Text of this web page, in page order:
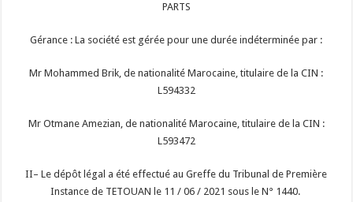
PARTS
Gérance : La société est gérée pour une durée indéterminée par :
Mr Mohammed Brik, de nationalité Marocaine, titulaire de la CIN :
L594332
Mr Otmane Amezian, de nationalité Marocaine, titulaire de la CIN :
L593472
II– Le dépôt légal a été effectué au Greffe du Tribunal de Première
Instance de TETOUAN le 11 / 06 / 2021 sous le N° 1440.